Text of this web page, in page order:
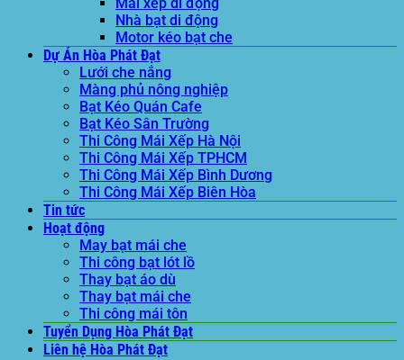
Nhà bạt di động
Motor kéo bạt che
Dự Án Hòa Phát Đạt
Lưới che nắng
Màng phủ nông nghiệp
Bạt Kéo Quán Cafe
Bạt Kéo Sân Trường
Thi Công Mái Xếp Hà Nội
Thi Công Mái Xếp TPHCM
Thi Công Mái Xếp Bình Dương
Thi Công Mái Xếp Biên Hòa
Tin tức
Hoạt động
May bạt mái che
Thi công bạt lót lồ
Thay bạt áo dù
Thay bạt mái che
Thi công mái tôn
Tuyển Dụng Hòa Phát Đạt
Liên hệ Hòa Phát Đạt